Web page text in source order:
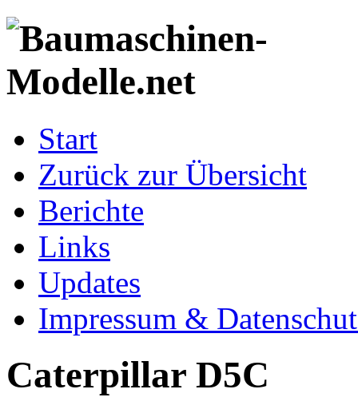
Start
Zurück zur Übersicht
Berichte
Links
Updates
Impressum &
Caterpillar D5C